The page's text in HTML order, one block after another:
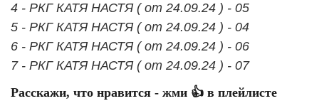
4 - РКГ КАТЯ НАСТЯ ( от 24.09.24 ) - 05
5 - РКГ КАТЯ НАСТЯ ( от 24.09.24 ) - 04
6 - РКГ КАТЯ НАСТЯ ( от 24.09.24 ) - 06
7 - РКГ КАТЯ НАСТЯ ( от 24.09.24 ) - 07
Расскажи, что нравится - жми 👍 в плейлисте